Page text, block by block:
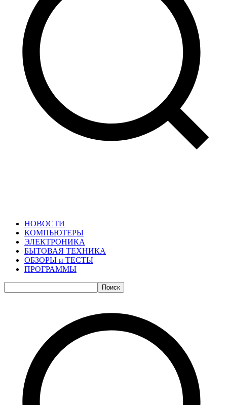
НОВОСТИ
КОМПЬЮТЕРЫ
ЭЛЕКТРОНИКА
БЫТОВАЯ ТЕХНИКА
ОБЗОРЫ и ТЕСТЫ
ПРОГРАММЫ
Поиск